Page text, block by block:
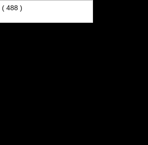
( 488 )